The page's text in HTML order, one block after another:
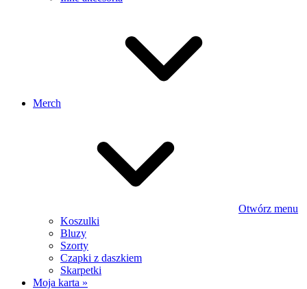
Merch
Otwórz menu
Koszulki
Bluzy
Szorty
Czapki z daszkiem
Skarpetki
Moja karta »